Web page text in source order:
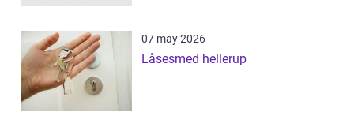
07 may 2026
Låsesmed hellerup